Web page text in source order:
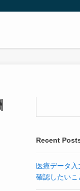
Recent
医療データ
確認したいこ